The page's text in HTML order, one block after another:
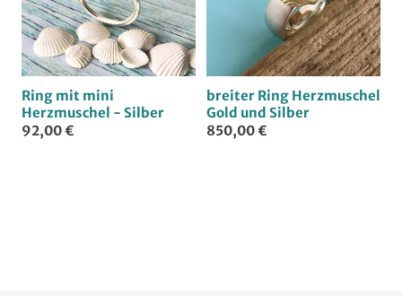
Ring mit mini
Herzmuschel - Silber
92,00 €
breiter Ring Herzmuschel
Gold und Silber
850,00 €